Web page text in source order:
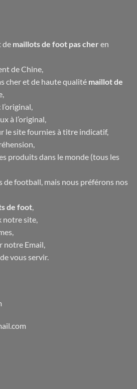
de maillots de foot pas cher en
de Chine,
cher et de haute qualité maillot de
à l’original,
le site fournies à titre indicatif,
produits dans le monde (tous les
de football, mais nous préférons nos
de foot,
notre site,
notre Email,
vous servir.